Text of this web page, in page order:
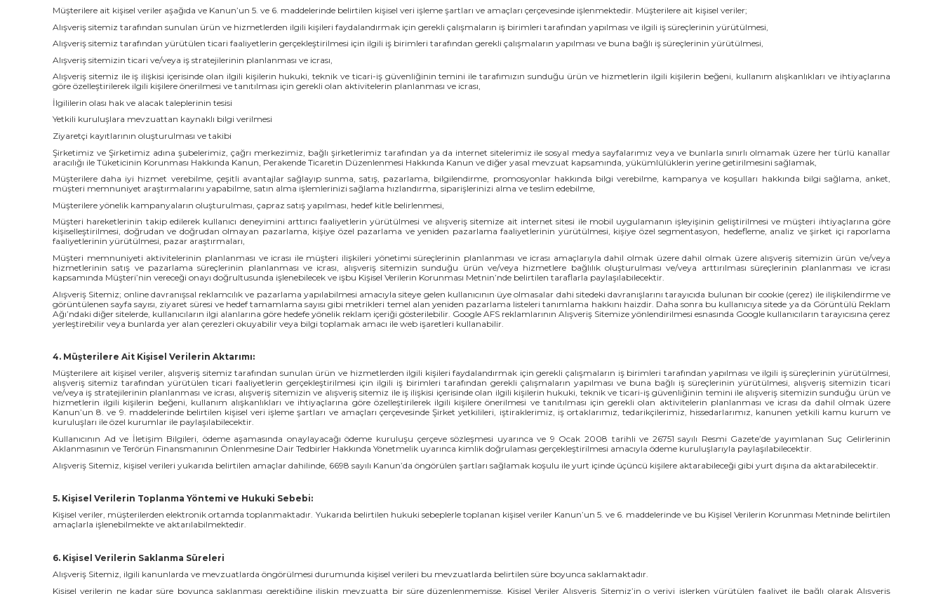
Müşterilere ait kişisel veriler aşağıda ve Kanun’un 5. ve 6. maddelerinde belirtilen kişisel veri işleme şartları ve amaçları çerçevesinde işlenmektedir. Müşterilere ait kişisel veriler;
Alışveriş sitemiz tarafından sunulan ürün ve hizmetlerden ilgili kişileri faydalandırmak için gerekli çalışmaların iş birimleri tarafından yapılması ve ilgili iş süreçlerinin yürütülmesi,
Alışveriş sitemiz tarafından yürütülen ticari faaliyetlerin gerçekleştirilmesi için ilgili iş birimleri tarafından gerekli çalışmaların yapılması ve buna bağlı iş süreçlerinin yürütülmesi,
Alışveriş sitemizin ticari ve/veya iş stratejilerinin planlanması ve icrası,
Alışveriş sitemiz ile iş ilişkisi içerisinde olan ilgili kişilerin hukuki, teknik ve ticari-iş güvenliğinin temini ile tarafımızın sunduğu ürün ve hizmetlerin ilgili kişilerin beğeni, kullanım alışkanlıkları ve ihtiyaçlarına
göre özelleştirilerek ilgili kişilere önerilmesi ve tanıtılması için gerekli olan aktivitelerin planlanması ve icrası,
İlgililerin olası hak ve alacak taleplerinin tesisi
Yetkili kuruluşlara mevzuattan kaynaklı bilgi verilmesi
Ziyaretçi kayıtlarının oluşturulması ve takibi
Şirketimiz ve Şirketimiz adına şubelerimiz, çağrı merkezimiz, bağlı şirketlerimiz tarafından ya da internet sitelerimiz ile sosyal medya sayfalarımız veya ve bunlarla sınırlı olmamak üzere her türlü kanallar
aracılığı ile Tüketicinin Korunması Hakkında Kanun, Perakende Ticaretin Düzenlenmesi Hakkında Kanun ve diğer yasal mevzuat kapsamında, yükümlülüklerin yerine getirilmesini sağlamak,
Müşterilere daha iyi hizmet verebilme, çeşitli avantajlar sağlayıp sunma, satış, pazarlama, bilgilendirme, promosyonlar hakkında bilgi verebilme, kampanya ve koşulları hakkında bilgi sağlama, anket,
müşteri memnuniyet araştırmalarını yapabilme, satın alma işlemlerinizi sağlama hızlandırma, siparişlerinizi alma ve teslim edebilme,
Müşterilere yönelik kampanyaların oluşturulması, çapraz satış yapılması, hedef kitle belirlenmesi,
Müşteri hareketlerinin takip edilerek kullanıcı deneyimini arttırıcı faaliyetlerin yürütülmesi ve alışveriş sitemize ait internet sitesi ile mobil uygulamanın işleyişinin geliştirilmesi ve müşteri ihtiyaçlarına göre
kişiselleştirilmesi, doğrudan ve doğrudan olmayan pazarlama, kişiye özel pazarlama ve yeniden pazarlama faaliyetlerinin yürütülmesi, kişiye özel segmentasyon, hedefleme, analiz ve şirket içi raporlama
faaliyetlerinin yürütülmesi, pazar araştırmaları,
Müşteri memnuniyeti aktivitelerinin planlanması ve icrası ile müşteri ilişkileri yönetimi süreçlerinin planlanması ve icrası amaçlarıyla dahil olmak üzere dahil olmak üzere alışveriş sitemizin ürün ve/veya
hizmetlerinin satış ve pazarlama süreçlerinin planlanması ve icrası, alışveriş sitemizin sunduğu ürün ve/veya hizmetlere bağlılık oluşturulması ve/veya arttırılması süreçlerinin planlanması ve icrası
kapsamında Müşteri’nin vereceği onayı doğrultusunda işlenebilecek ve işbu Kişisel Verilerin Korunması Metnin’nde belirtilen taraflarla paylaşılabilecektir.
Alışveriş Sitemiz; online davranışsal reklamcılık ve pazarlama yapılabilmesi amacıyla siteye gelen kullanıcının üye olmasalar dahi sitedeki davranışlarını tarayıcıda bulunan bir cookie (çerez) ile ilişkilendirme ve
görüntülenen sayfa sayısı, ziyaret süresi ve hedef tamamlama sayısı gibi metrikleri temel alan yeniden pazarlama listeleri tanımlama hakkını haizdir. Daha sonra bu kullanıcıya sitede ya da Görüntülü Reklam
Ağı’ndaki diğer sitelerde, kullanıcıların ilgi alanlarına göre hedefe yönelik reklam içeriği gösterilebilir. Google AFS reklamlarının Alışveriş Sitemize yönlendirilmesi esnasında Google kullanıcıların tarayıcısına çerez
yerleştirebilir veya bunlarda yer alan çerezleri okuyabilir veya bilgi toplamak amacı ile web işaretleri kullanabilir.
4. Müşterilere Ait Kişisel Verilerin Aktarımı:
Müşterilere ait kişisel veriler, alışveriş sitemiz tarafından sunulan ürün ve hizmetlerden ilgili kişileri faydalandırmak için gerekli çalışmaların iş birimleri tarafından yapılması ve ilgili iş süreçlerinin yürütülmesi,
alışveriş sitemiz tarafından yürütülen ticari faaliyetlerin gerçekleştirilmesi için ilgili iş birimleri tarafından gerekli çalışmaların yapılması ve buna bağlı iş süreçlerinin yürütülmesi, alışveriş sitemizin ticari
ve/veya iş stratejilerinin planlanması ve icrası, alışveriş sitemizin ve alışveriş sitemiz ile iş ilişkisi içerisinde olan ilgili kişilerin hukuki, teknik ve ticari-iş güvenliğinin temini ile alışveriş sitemizin sunduğu ürün ve
hizmetlerin ilgili kişilerin beğeni, kullanım alışkanlıkları ve ihtiyaçlarına göre özelleştirilerek ilgili kişilere önerilmesi ve tanıtılması için gerekli olan aktivitelerin planlanması ve icrası da dahil olmak üzere
Kanun’un 8. ve 9. maddelerinde belirtilen kişisel veri işleme şartları ve amaçları çerçevesinde Şirket yetkilileri, iştiraklerimiz, iş ortaklarımız, tedarikçilerimiz, hissedarlarımız, kanunen yetkili kamu kurum ve
kuruluşları ile özel kurumlar ile paylaşılabilecektir.
Kullanıcının Ad ve İletişim Bilgileri, ödeme aşamasında onaylayacağı ödeme kuruluşu çerçeve sözleşmesi uyarınca ve 9 Ocak 2008 tarihli ve 26751 sayılı Resmi Gazete’de yayımlanan Suç Gelirlerinin
Aklanmasının ve Terörün Finansmanının Önlenmesine Dair Tedbirler Hakkında Yönetmelik uyarınca kimlik doğrulaması gerçekleştirilmesi amacıyla ödeme kuruluşlarıyla paylaşılabilecektir.
Alışveriş Sitemiz, kişisel verileri yukarıda belirtilen amaçlar dahilinde, 6698 sayılı Kanun’da öngörülen şartları sağlamak koşulu ile yurt içinde üçüncü kişilere aktarabileceği gibi yurt dışına da aktarabilecektir.
5. Kişisel Verilerin Toplanma Yöntemi ve Hukuki Sebebi:
Kişisel veriler, müşterilerden elektronik ortamda toplanmaktadır. Yukarıda belirtilen hukuki sebeplerle toplanan kişisel veriler Kanun’un 5. ve 6. maddelerinde ve bu Kişisel Verilerin Korunması Metninde belirtilen
amaçlarla işlenebilmekte ve aktarılabilmektedir.
6. Kişisel Verilerin Saklanma Süreleri
Alışveriş Sitemiz, ilgili kanunlarda ve mevzuatlarda öngörülmesi durumunda kişisel verileri bu mevzuatlarda belirtilen süre boyunca saklamaktadır.
Kişisel verilerin ne kadar süre boyunca saklanması gerektiğine ilişkin mevzuatta bir süre düzenlenmemişse, Kişisel Veriler Alışveriş Sitemiz’in o veriyi işlerken yürütülen faaliyet ile bağlı olarak Alışveriş